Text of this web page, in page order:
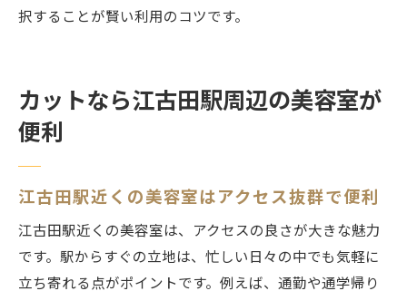
択することが賢い利用のコツです。
カットなら江古田駅周辺の美容室が
便利
江古田駅近くの美容室はアクセス抜群で便利
江古田駅近くの美容室は、アクセスの良さが大きな魅力
です。駅からすぐの立地は、忙しい日々の中でも気軽に
立ち寄れる点がポイントです。例えば、通勤や通学帰り